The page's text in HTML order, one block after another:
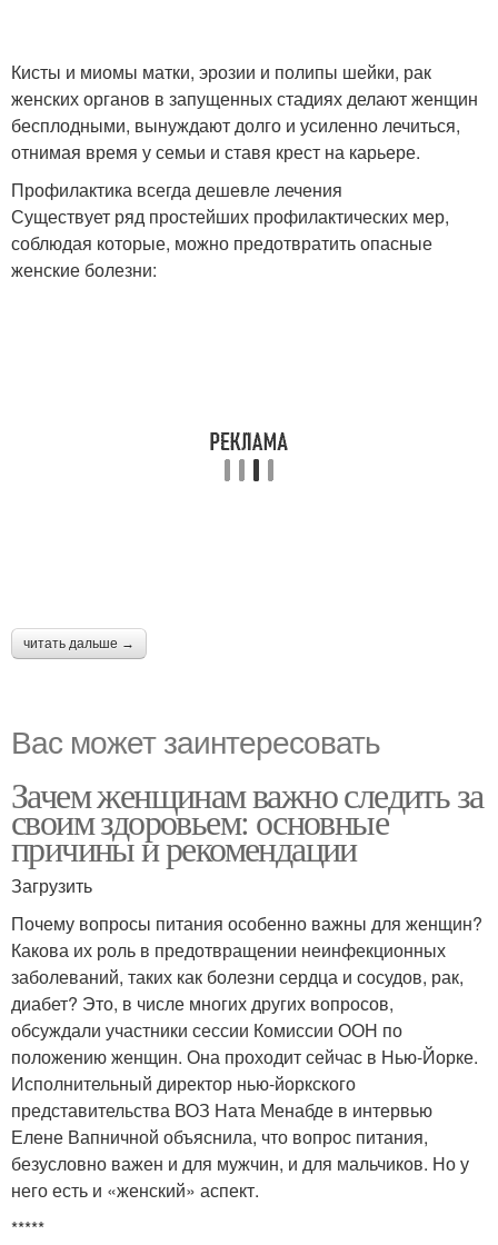
Кисты и миомы матки, эрозии и полипы шейки, рак
женских органов в запущенных стадиях делают женщин
бесплодными, вынуждают долго и усиленно лечиться,
отнимая время у семьи и ставя крест на карьере.
Профилактика всегда дешевле лечения
Существует ряд простейших профилактических мер,
соблюдая которые, можно предотвратить опасные
женские болезни:
читать дальше →
Вас может заинтересовать
Зачем женщинам важно следить за
своим здоровьем: основные
причины и рекомендации
Загрузить
Почему вопросы питания особенно важны для женщин?
Какова их роль в предотвращении неинфекционных
заболеваний, таких как болезни сердца и сосудов, рак,
диабет? Это, в числе многих других вопросов,
обсуждали участники сессии Комиссии ООН по
положению женщин. Она проходит сейчас в Нью-Йорке.
Исполнительный директор нью-йоркского
представительства ВОЗ Ната Менабде в интервью
Елене Вапничной объяснила, что вопрос питания,
безусловно важен и для мужчин, и для мальчиков. Но у
него есть и «женский» аспект.
*****